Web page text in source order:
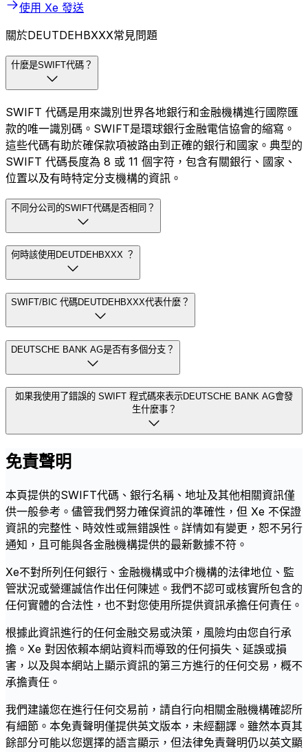
使用 Xe 發送
關於DEUTDEHBXXX常見問題
什麼是SWIFT代碼？
SWIFT 代碼是用來識別世界各地銀行和金融機構進行國際匯
款的唯一識別碼。SWIFT是環球銀行金融電信協會的縮寫。
這些代碼有助於確保款項被路由到正確的銀行和國家。典型的
SWIFT 代碼長度為 8 或 11 個字符，包含有關銀行、國家、
位置以及有時特定分支機構的資訊。
不同分公司的SWIFT代碼是否相同？
何時該使用DEUTDEHBXXX ？
SWIFT/BIC 代碼DEUTDEHBXXX代表什麼？
DEUTSCHE BANK AG是否有多個分支？
如果我使用了錯誤的 SWIFT 程式碼來表示DEUTSCHE BANK AG會發
生什麼事？
免責聲明
本頁提供的SWIFT代碼、銀行名稱、地址及其他相關資訊僅
供一般參考。儘管我們努力確保資訊的準確性，但 Xe 不保證
資訊的完整性、時效性或無錯誤性。詳情如有變更，恕不另行
通知，且可能與各金融機構提供的最新數據不符。
Xe不對所列任何銀行、金融機構或中介機構的法律地位、監
管狀況或營運誠信作出任何陳述。我們不認可或核實所包含的
任何實體的合法性，也不對您使用所提供資訊承擔任何責任。
根據此資訊進行的任何金融交易或決策，風險均由您自行承
擔。Xe 對因依賴本網站資料而導致的任何損失、延誤或損
害，以及與本網站上顯示資訊的第三方進行的任何交易，概不
承擔責任。
我們建議您在進行任何交易前，請自行向相關金融機構確認所
有細節。本免責聲明僅提供英文版本，未經翻譯。雖然本頁其
餘部分可能以您選擇的語言顯示，但法律免責聲明仍以英文顯